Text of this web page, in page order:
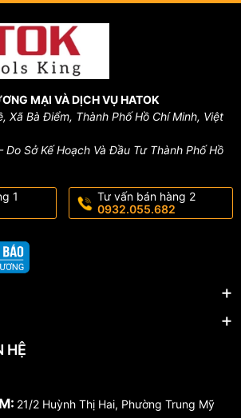
MẠI VÀ DỊCH VỤ HATOK
Xã Bà Điểm, Thành Phố Hồ Chí Minh, Việt
Sở Kế Hoạch Và Đầu Tư Thành Phố Hồ
1
Tư vấn bán hàng 2
0932.055.682
HỆ
21/2 Huỳnh Thị Hai, Phường Trung Mỹ